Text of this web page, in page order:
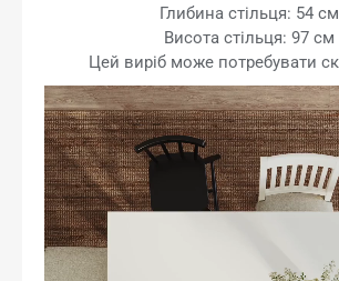
Глибина стільця: 54 см
Висота стільця: 97 см
Цей виріб може потребувати